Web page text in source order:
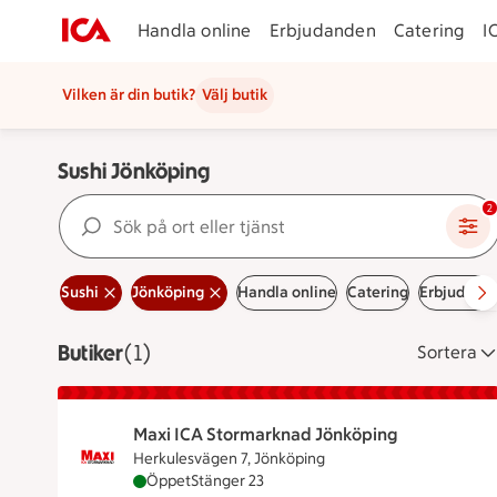
Handla online Erbjudanden Catering
Vilken är din butik? Välj butik
Sushi Jönköping
Sök på ort eller tjänst 2
Sushi Jönköping Handla online Catering
ButikerVisar 1 stycken
(1) Sortera
Maxi ICA Stormarknad Jönköping
Herkulesvägen 7, Jönköping
Maxi ICA Stormarknad Jönköping är öppen
ÖppetStänger 23